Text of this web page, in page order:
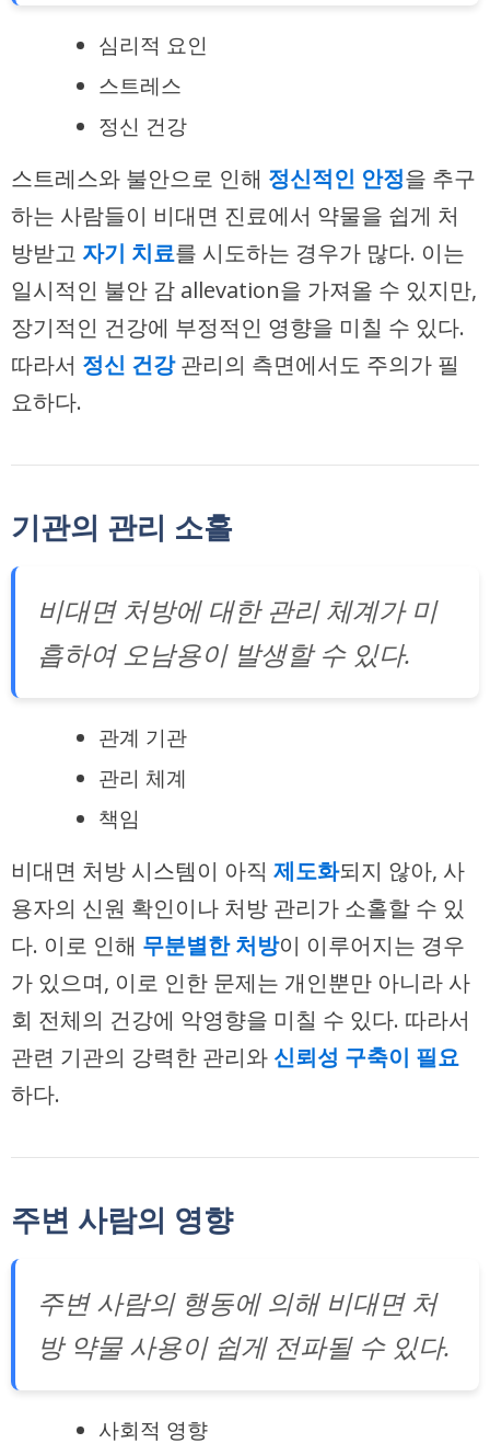
심리적 요인
스트레스
정신 건강
스트레스와 불안으로 인해 정신적인 안정을 추구
하는 사람들이 비대면 진료에서 약물을 쉽게 처
방받고 자기 치료를 시도하는 경우가 많다. 이는
일시적인 불안 감 allevation을 가져올 수 있지만,
장기적인 건강에 부정적인 영향을 미칠 수 있다.
따라서 정신 건강관리의 측면에서도 주의가 필
요하다.
기관의 관리 소홀
비대면 처방에 대한 관리 체계가 미
흡하여 오남용이 발생할 수 있다.
관계 기관
관리 체계
책임
비대면 처방 시스템이 아직 제도화되지 않아, 사
용자의 신원 확인이나 처방 관리가 소홀할 수 있
다. 이로 인해 무분별한 처방이 이루어지는 경우
가 있으며, 이로 인한 문제는 개인뿐만 아니라 사
회 전체의 건강에 악영향을 미칠 수 있다. 따라서
관련 기관의 강력한 관리와 신뢰성 구축이 필요
하다.
주변 사람의 영향
주변 사람의 행동에 의해 비대면 처
방 약물 사용이 쉽게 전파될 수 있다.
사회적 영향